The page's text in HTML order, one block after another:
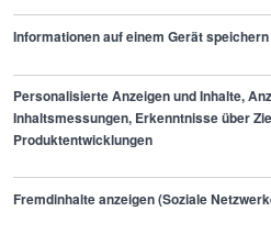
Gehaltsinformationen
Finde den
der zu dir
Informationen auf einem Gerät
Personalisierte Anzeigen und Inhalte,
Inhaltsmessungen, Erkenntnisse über
Produktentwicklungen
Fremdinhalte anzeigen (Soziale